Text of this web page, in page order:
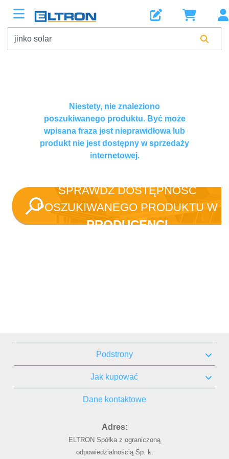
Niestety, nie znaleziono
poszukiwanego produktu. Być może
wpisana fraza jest nieprawidłowa lub
produkt nie jest dostępny w sprzedaży
internetowej.
SPRAWDŹ DOSTĘPNOŚĆ
POSZUKIWANEGO PRODUKTU W
PRODUCENCI
Podstrony
Jak kupować
Dane kontaktowe
Adres:
ELTRON Spółka z ograniczoną
odpowiedzialnością Sp. k.